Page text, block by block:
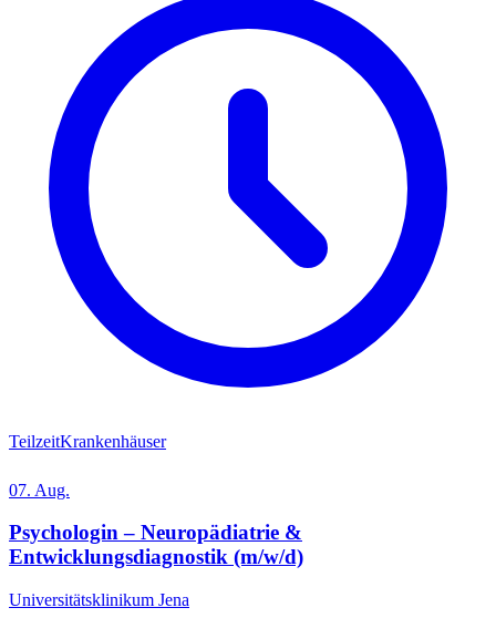
TeilzeitKrankenhäuser
07. Aug.
Psychologin – Neuropädiatrie &
Entwicklungsdiagnostik (m/w/d)
Universitätsklinikum Jena